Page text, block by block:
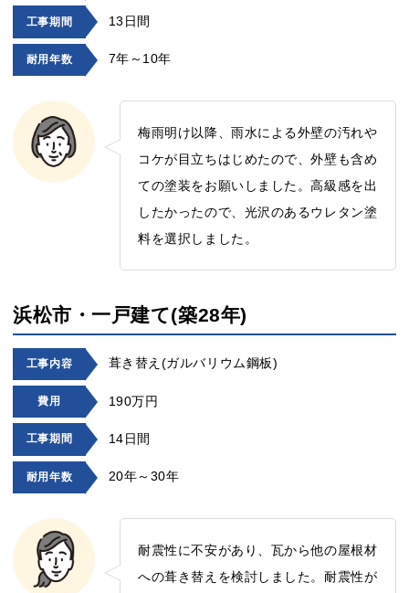
工事期間 13日間
耐用年数 7年～10年
梅雨明け以降、雨水による外壁の汚れや
コケが目立ちはじめたので、外壁も含め
ての塗装をお願いしました。高級感を出
したかったので、光沢のあるウレタン塗
料を選択しました。
浜松市・一戸建て(築28年)
工事内容 葺き替え(ガルバリウム鋼板)
費用 190万円
工事期間 14日間
耐用年数 20年～30年
耐震性に不安があり、瓦から他の屋根材
への葺き替えを検討しました。耐震性が